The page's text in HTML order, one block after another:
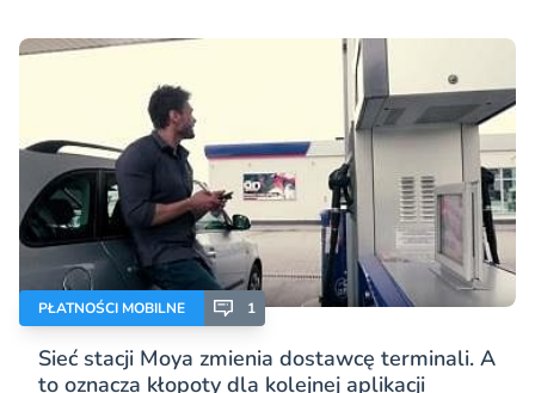
PŁATNOŚCI MOBILNE 1
Sieć stacji Moya zmienia dostawcę terminali. A
to oznacza kłopoty dla kolejnej aplikacji